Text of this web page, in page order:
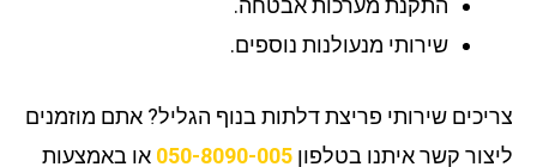
התקנת מערכות אבטחה.
שירותי מנעולנות נוספים.
שירותי פריצת דלתות בנוף הגליל? אתם מוזמנים
קשר איתנו בטלפון 050-8090-005או באמצעות